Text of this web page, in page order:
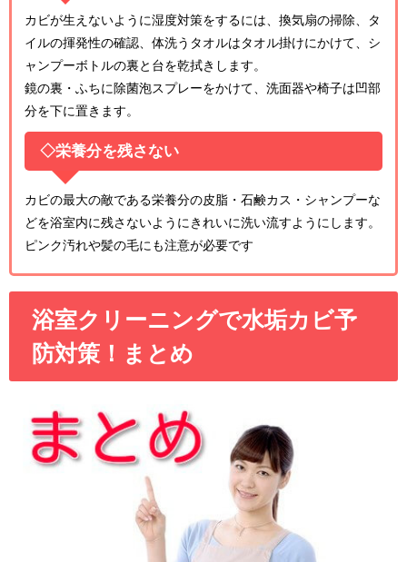
カビが生えないように湿度対策をするには、換気扇の掃除、タ
イルの揮発性の確認、体洗うタオルはタオル掛けにかけて、シ
ャンプーボトルの裏と台を乾拭きします。
鏡の裏・ふちに除菌泡スプレーをかけて、洗面器や椅子は凹部
分を下に置きます。
◇栄養分を残さない
カビの最大の敵である栄養分の皮脂・石鹸カス・シャンプーな
どを浴室内に残さないようにきれいに洗い流すようにします。
ピンク汚れや髪の毛にも注意が必要です
浴室クリーニングで水垢カビ予
防対策！まとめ